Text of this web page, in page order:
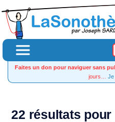
Faites un don pour naviguer sans
jours… Je
22 résultats